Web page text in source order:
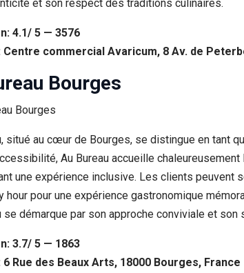
et son respect des traditions culinaires.
4.1/ 5 — 3576
commercial Avaricum, 8 Av. de
Bourges
situé au cœur de Bourges, se distingue en tant
Au Bureau accueille
une expérience inclusive. Les clients peuvent
hour pour une expérience gastronomique
se démarque par son approche conviviale et
3.7/ 5 — 1863
Rue des Beaux Arts, 18000 Bourges, France